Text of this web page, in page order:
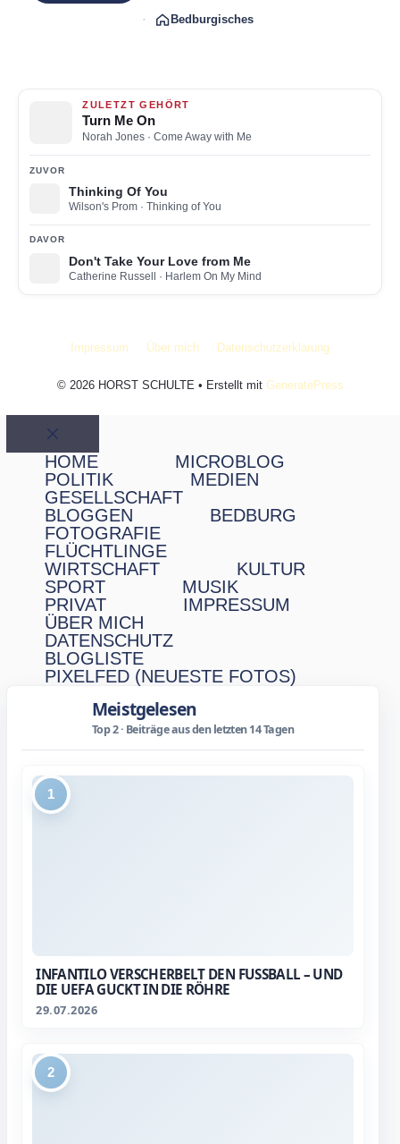
Bedburgisches
ZULETZT GEHÖRT
Turn Me On
Norah Jones · Come Away with Me
ZUVOR
Thinking Of You
Wilson's Prom · Thinking of You
DAVOR
Don't Take Your Love from Me
Catherine Russell · Harlem On My Mind
Impressum Über mich Datenschutzerklärung
© 2026 HORST SCHULTE • Erstellt mit GeneratePress
Schließen
HOME
MICROBLOG
POLITIK
MEDIEN
GESELLSCHAFT
BLOGGEN
BEDBURG
FOTOGRAFIE
FLÜCHTLINGE
WIRTSCHAFT
KULTUR
SPORT
MUSIK
PRIVAT
IMPRESSUM
ÜBER MICH
DATENSCHUTZ
BLOGLISTE
PIXELFED (NEUESTE FOTOS)
Meistgelesen
Top 2 · Beiträge aus den letzten 14 Tagen
1
INFANTILO VERSCHERBELT DEN FUSSBALL – UND D
IE UEFA GUCKT IN DIE RÖHRE
29.07.2026
2